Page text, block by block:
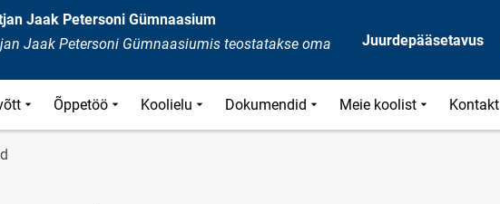
Jaak Petersoni Gümnaasium
Jaak Petersoni Gümnaasiumis teostatakse oma
Juurdepääsetavus
Õppetöö Koolielu Dokumendid Meie koolist Kontakt